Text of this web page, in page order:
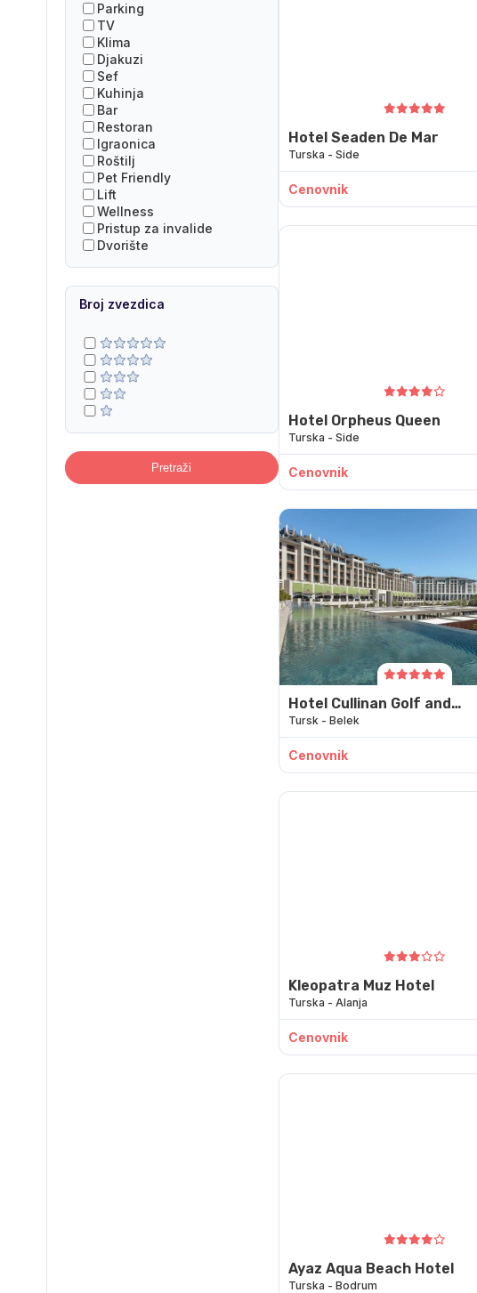
Parking
TV
Klima
Djakuzi
Sef
Kuhinja
Bar
Restoran
Igraonica
Roštilj
Pet Friendly
Lift
Wellness
Pristup za invalide
Dvorište
Broj zvezdica
Pretraži
Hotel Seaden De Mar
Turska - Side
Cenovnik
Hotel Orpheus Queen
Turska - Side
Cenovnik
Hotel Cullinan Golf and
Resort
Tursk - Belek
Cenovnik
Kleopatra Muz Hotel
Turska - Alanja
Cenovnik
Ayaz Aqua Beach Hotel
Turska - Bodrum